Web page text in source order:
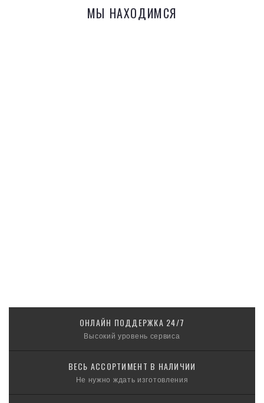
МЫ НАХОДИМСЯ
ОНЛАЙН ПОДДЕРЖКА 24/7
Высокий уровень сервиса
ВЕСЬ АССОРТИМЕНТ В НАЛИЧИИ
Не нужно ждать изготовления